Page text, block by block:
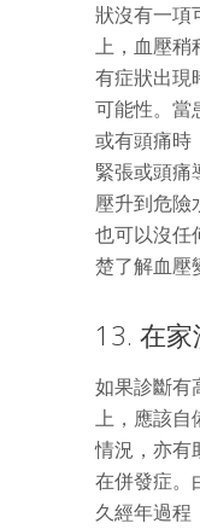
狀沒有一項
上，血壓稍
有症狀出現
可能性。當
或有頭痛時
緊張或頭痛
壓升到危險
也可以沒任
楚了解血壓
13. 在
如果診斷有
上，應該自
情況，亦有
在併發症。
久經年過程